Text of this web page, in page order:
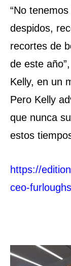
“No
despidos,
recortes de
de este
Kelly, en un
Pero Kelly
que nunca
estos
https://
ceo-